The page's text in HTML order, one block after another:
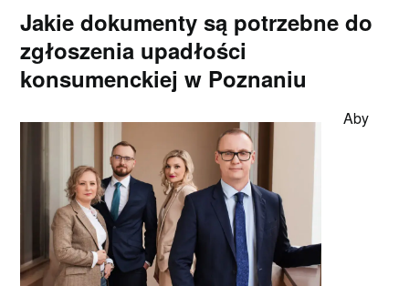
Jakie dokumenty są potrzebne do
zgłoszenia upadłości
konsumenckiej w Poznaniu
Aby